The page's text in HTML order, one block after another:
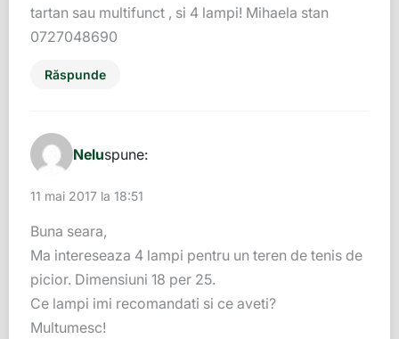
tartan sau multifunct , si 4 lampi! Mihaela stan
0727048690
Răspunde
Neluspune:
11 mai 2017 la 18:51
Buna seara,
Ma intereseaza 4 lampi pentru un teren de tenis de
picior. Dimensiuni 18 per 25.
Ce lampi imi recomandati si ce aveti?
Multumesc!